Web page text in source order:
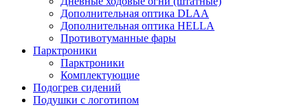
Дополнительная оптика DLAA
Дополнительная оптика HELLA
Противотуманные фары
Парктроники
Парктроники
Комплектующие
Подогрев сидений
Подушки с логотипом